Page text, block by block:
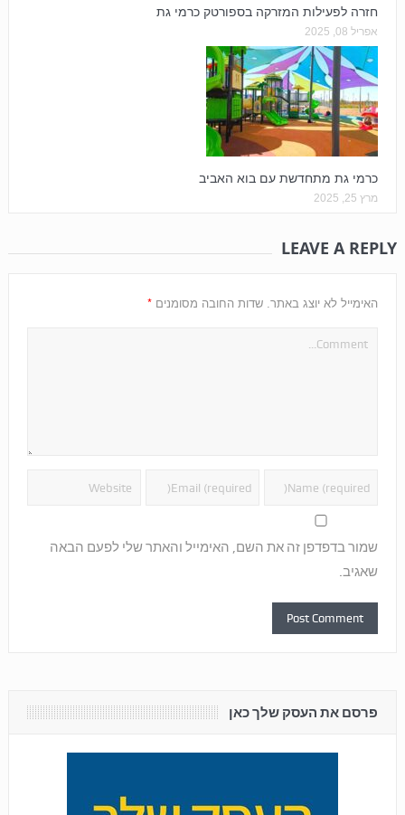
חזרה לפעילות המזרקה בספורטק כרמי גת
אפריל 08, 2025
כרמי גת מתחדשת עם בוא האביב
מרץ 25, 2025
LEAVE A REPLY
האימייל לא יוצג באתר. שדות החובה מסומנים *
שמור בדפדפן זה את השם, האימייל והאתר שלי לפעם הבאה
שאגיב.
פרסם את העסק שלך כאן